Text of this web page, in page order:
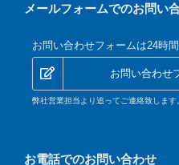
メールフォームでのお問い
お問い合わせフォームは24時間
お問い合わせ
弊社営業担当より追ってご連絡致します
お電話でのお問い合わせ